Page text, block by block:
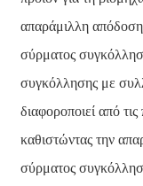
απαράμιλλη
σύρματος
συγκόλλησης με
διαφοροποιεί από
καθιστώντας την
σύρματος